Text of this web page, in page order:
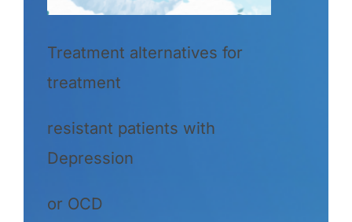
Treatment alternatives for
treatment
resistant patients with
Depression
or OCD